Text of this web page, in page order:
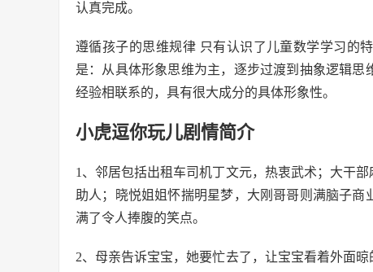
认真完成。
遵循孩子的思维规律 只有认识了儿童数学学习的
是：从具体形象思维为主，逐步过渡到抽象逻辑
经验相联系的，具有很大成分的具体形象性。
小虎逗你玩儿剧情简介
1、邻居包括出租车司机丁文元，热衷武术；大干
助人；晓悦姐姐怀揣明星梦，大刚哥哥则满脑子
满了令人捧腹的笑点。
2、母亲告诉宝宝，她要忙去了，让宝宝看着外面